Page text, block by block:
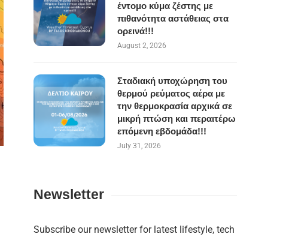
έντομο κύμα ζέστης με
πιθανότητα αστάθειας στα
ορεινά!!!
August 2, 2026
Σταδιακή υποχώρηση του
θερμού ρεύματος αέρα με
την θερμοκρασία αρχικά σε
μικρή πτώση και περαιτέρω
επόμενη εβδομάδα!!!
July 31, 2026
Newsletter
Subscribe our newsletter for latest lifestyle, tech